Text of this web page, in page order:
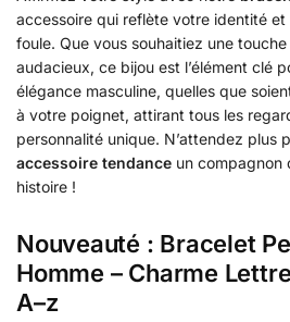
accessoire qui reflète votre identité
foule. Que vous souhaitiez une
audacieux, ce bijou est l’élément clé
élégance masculine, quelles que
à votre poignet, attirant tous les
personnalité unique. N’attendez plus
accessoire tendance un compagnon
histoire !
Nouveauté : Bracelet
Homme – Charme
A–z